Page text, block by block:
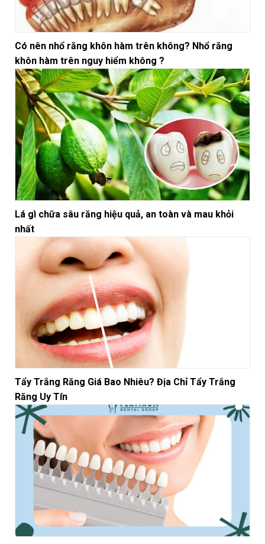
Có nên nhổ răng khôn hàm trên không? Nhổ răng
khôn hàm trên nguy hiểm không ?
Lá gì chữa sâu răng hiệu quả, an toàn và mau khỏi
nhất
Tẩy Trắng Răng Giá Bao Nhiêu? Địa Chỉ Tẩy Trắng
Răng Uy Tín